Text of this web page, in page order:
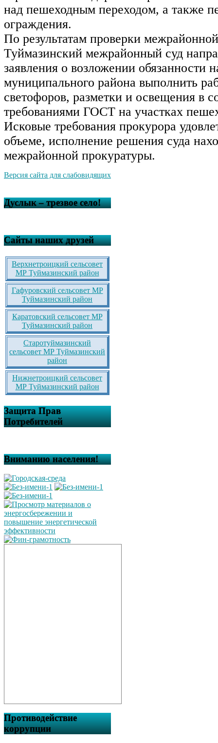
над пешеходным переходом, а также
ограждения.
По результатам проверки
Туймазинский межрайонный суд
заявления о возложении обязанности
муниципального района выполнить
светофоров, разметки и освещения в
требованиями ГОСТ на участках
Исковые требования прокурора
объеме, исполнение решения суда
межрайонной прокуратуры.
Версия сайта для слабовидящих
Дуслык – трезвое село!
Сайты наших друзей
Верхнетроицкий сельсовет
МР Туймазинский район
Гафуровский сельсовет МР
Туймазинский район
Каратовский сельсовет МР
Туймазинский район
Старотуймазинский
сельсовет МР Туймазинский
район
Нижнетроицкий сельсовет
МР Туймазинский район
Защита Прав
Потребителей
Вниманию населения!
Противодействие
коррупции